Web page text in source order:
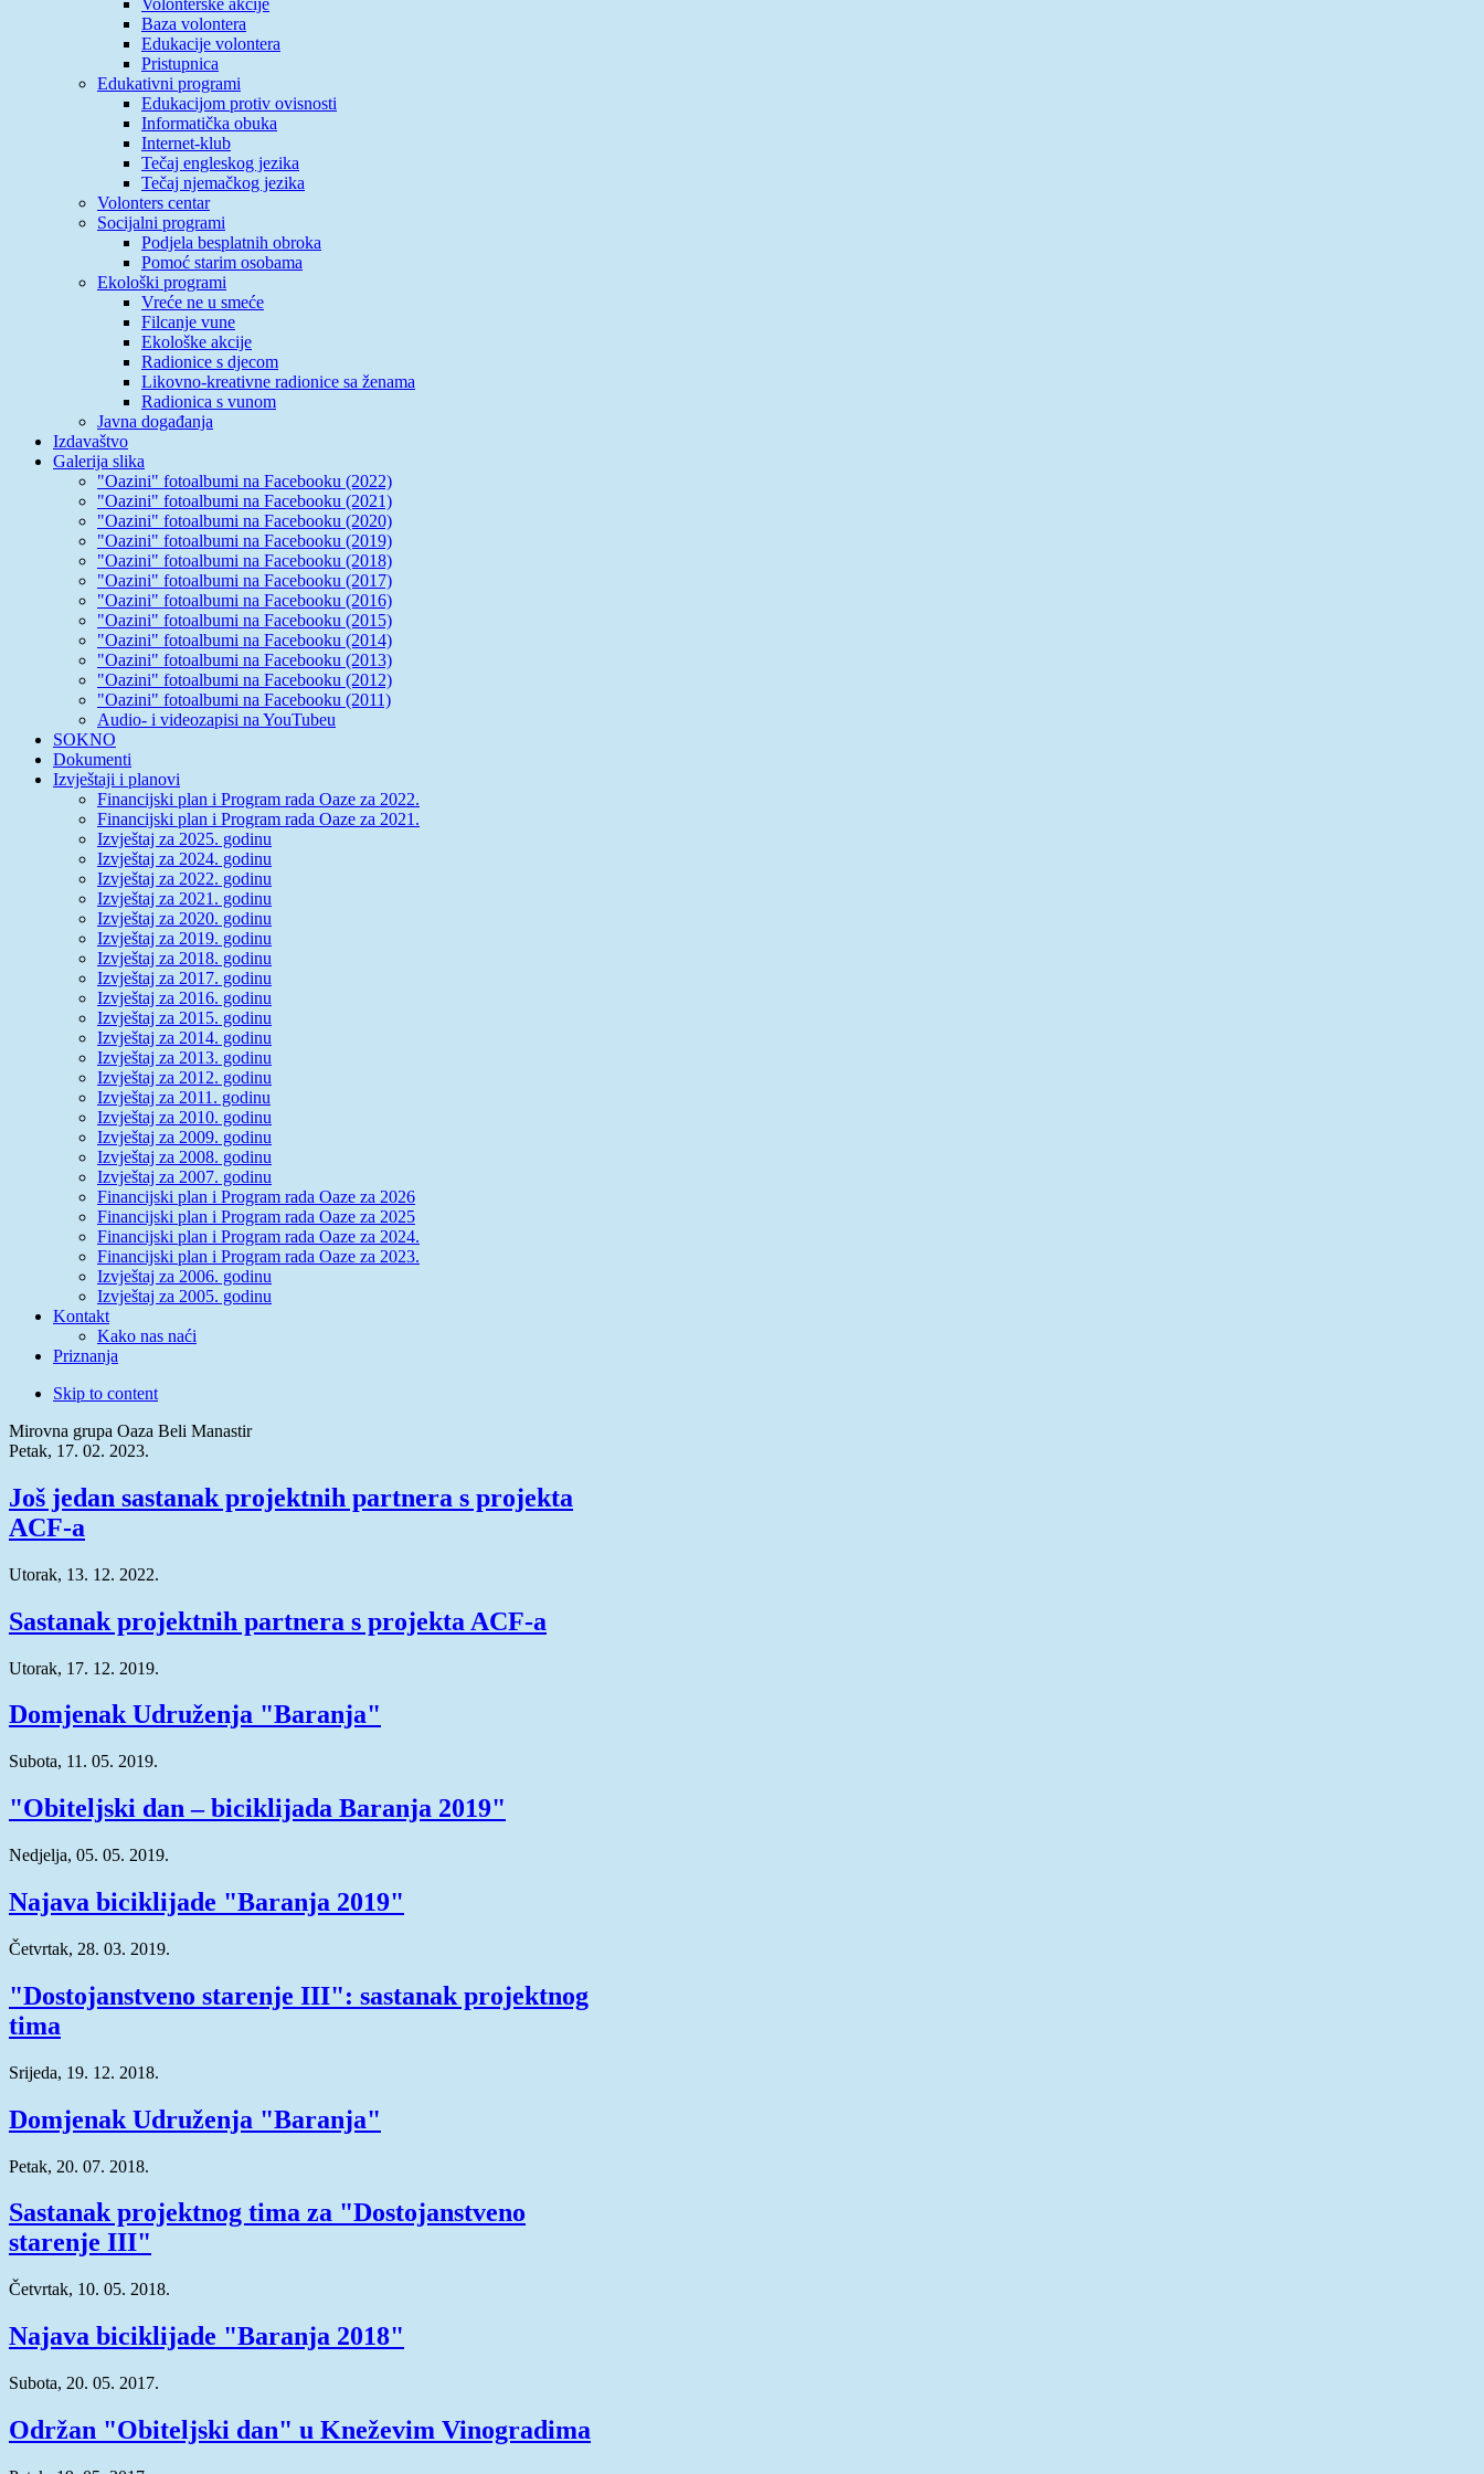
Baza volontera
Edukacije volontera
Pristupnica
Edukativni programi
Edukacijom protiv ovisnosti
Informatička obuka
Internet-klub
Tečaj engleskog jezika
Tečaj njemačkog jezika
Volonters centar
Socijalni programi
Podjela besplatnih obroka
Pomoć starim osobama
Ekološki programi
Vreće ne u smeće
Filcanje vune
Ekološke akcije
Radionice s djecom
Likovno-kreativne radionice sa ženama
Radionica s vunom
Javna događanja
Izdavaštvo
Galerija slika
"Oazini" fotoalbumi na Facebooku (2022)
"Oazini" fotoalbumi na Facebooku (2021)
"Oazini" fotoalbumi na Facebooku (2020)
"Oazini" fotoalbumi na Facebooku (2019)
"Oazini" fotoalbumi na Facebooku (2018)
"Oazini" fotoalbumi na Facebooku (2017)
"Oazini" fotoalbumi na Facebooku (2016)
"Oazini" fotoalbumi na Facebooku (2015)
"Oazini" fotoalbumi na Facebooku (2014)
"Oazini" fotoalbumi na Facebooku (2013)
"Oazini" fotoalbumi na Facebooku (2012)
"Oazini" fotoalbumi na Facebooku (2011)
Audio- i videozapisi na YouTubeu
SOKNO
Dokumenti
Izvještaji i planovi
Financijski plan i Program rada Oaze za 2022.
Financijski plan i Program rada Oaze za 2021.
Izvještaj za 2025. godinu
Izvještaj za 2024. godinu
Izvještaj za 2022. godinu
Izvještaj za 2021. godinu
Izvještaj za 2020. godinu
Izvještaj za 2019. godinu
Izvještaj za 2018. godinu
Izvještaj za 2017. godinu
Izvještaj za 2016. godinu
Izvještaj za 2015. godinu
Izvještaj za 2014. godinu
Izvještaj za 2013. godinu
Izvještaj za 2012. godinu
Izvještaj za 2011. godinu
Izvještaj za 2010. godinu
Izvještaj za 2009. godinu
Izvještaj za 2008. godinu
Izvještaj za 2007. godinu
Financijski plan i Program rada Oaze za 2026
Financijski plan i Program rada Oaze za 2025
Financijski plan i Program rada Oaze za 2024.
Financijski plan i Program rada Oaze za 2023.
Izvještaj za 2006. godinu
Izvještaj za 2005. godinu
Kontakt
Kako nas naći
Priznanja
Skip to content
Mirovna grupa Oaza Beli Manastir
Petak, 17. 02. 2023.
Još jedan sastanak projektnih partnera s projekta
ACF-a
Utorak, 13. 12. 2022.
Sastanak projektnih partnera s projekta ACF-a
Utorak, 17. 12. 2019.
Domjenak Udruženja "Baranja"
Subota, 11. 05. 2019.
"Obiteljski dan – biciklijada Baranja 2019"
Nedjelja, 05. 05. 2019.
Najava biciklijade "Baranja 2019"
Četvrtak, 28. 03. 2019.
"Dostojanstveno starenje III": sastanak projektnog
tima
Srijeda, 19. 12. 2018.
Domjenak Udruženja "Baranja"
Petak, 20. 07. 2018.
Sastanak projektnog tima za "Dostojanstveno
starenje III"
Četvrtak, 10. 05. 2018.
Najava biciklijade "Baranja 2018"
Subota, 20. 05. 2017.
Održan "Obiteljski dan" u Kneževim Vinogradima